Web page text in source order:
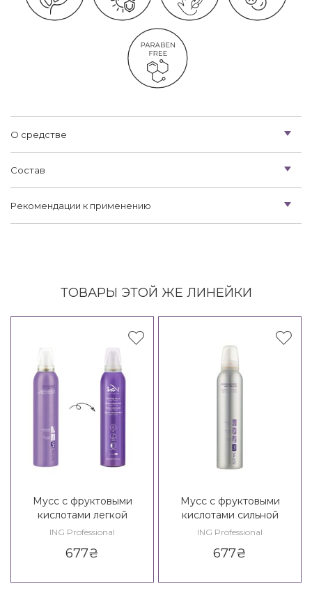
О средстве
Состав
Рекомендации к применению
ТОВАРЫ ЭТОЙ ЖЕ ЛИНЕЙКИ
Мусс с фруктовыми
кислотами легкой
фиксации ING Styling Soft /
Acids 2*
ING Professional
677₴
Мусс с фруктовыми
кислотами сильной
фиксации ING Styling
Acids 3*
ING Professional
677₴